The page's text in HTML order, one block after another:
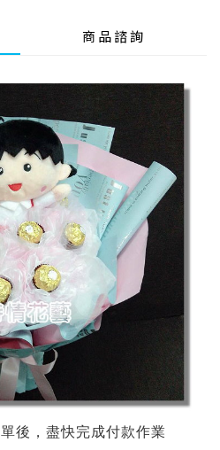
商品諮詢
後，盡快完成付款作業